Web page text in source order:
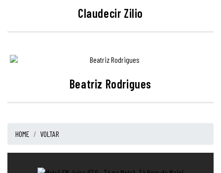
Claudecir Zilio
Beatriz Rodrigues
HOME VOLTAR